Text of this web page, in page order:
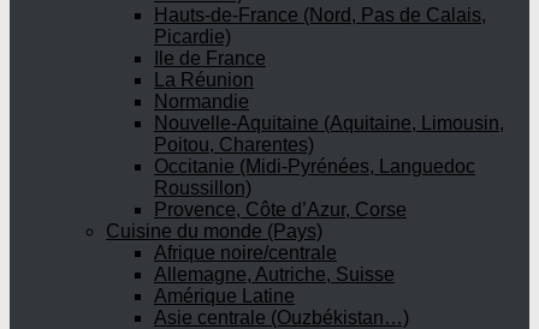
Hauts-de-France (Nord, Pas de Calais,
Picardie)
Ile de France
La Réunion
Normandie
Nouvelle-Aquitaine (Aquitaine, Limousin,
Poitou, Charentes)
Occitanie (Midi-Pyrénées, Languedoc
Roussillon)
Provence, Côte d’Azur, Corse
Cuisine du monde (Pays)
Afrique noire/centrale
Allemagne, Autriche, Suisse
Amérique Latine
Asie centrale (Ouzbékistan…)